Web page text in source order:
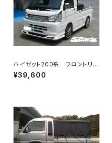
ハイゼット200系 フロントリッ
プスポイラー（LED付き）
¥39,600